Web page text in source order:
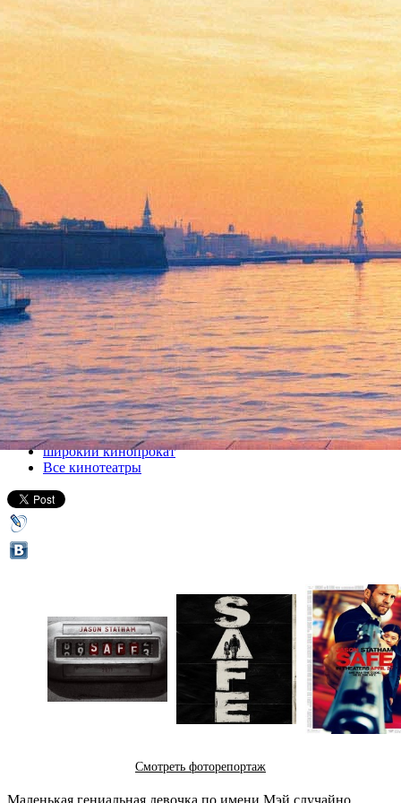
Защитник
26 апреля 2012, четверг-23 мая 2012, среда
Версия для печати
Все кино
широкий кинопрокат
Все кинотеатры
Смотреть фоторепортаж
Маленькая гениальная девочка по имени Мэй случайно